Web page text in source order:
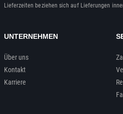
Lieferzeiten beziehen sich auf Lieferungen
UNTERNEHMEN
Über uns
Kontakt
Karriere